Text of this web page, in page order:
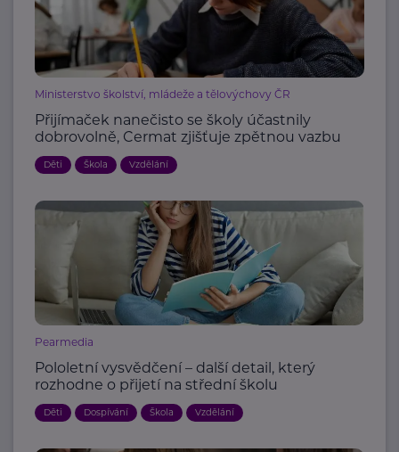
Ministerstvo školství, mládeže a tělovýchovy ČR
Přijímaček nanečisto se školy účastnily
dobrovolně, Cermat zjišťuje zpětnou vazbu
Děti Škola Vzdělání
Pearmedia
Pololetní vysvědčení – další detail, který
rozhodne o přijetí na střední školu
Děti Dospívání Škola Vzdělání